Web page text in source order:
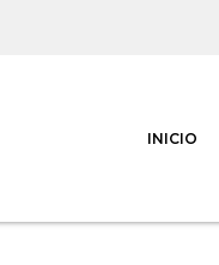
INICIO